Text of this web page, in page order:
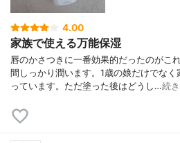
4.00
家族で使える万能保湿
唇のかさつきに一番効果的だったのがこ
間しっかり潤います。1歳の娘だけでな
っています。ただ塗った後はどうし…続